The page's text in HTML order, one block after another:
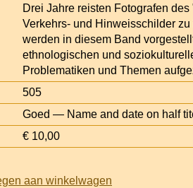
Drei Jahre reisten Fotografen
Verkehrs- und Hinweisschilder
werden in diesem Band
ethnologischen und
Problematiken und Themen
505
Goed — Name and date on half
€ 10,00
aan winkelwagen